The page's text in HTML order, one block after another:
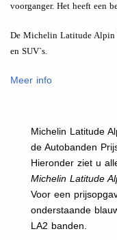
voorganger. Het heeft een
De Michelin Latitude Alpin
en SUV`s.
Meer info
Michelin Latitude
de Autobanden
Hieronder ziet u
Michelin Latitude
Voor een
onderstaande
LA2 banden.